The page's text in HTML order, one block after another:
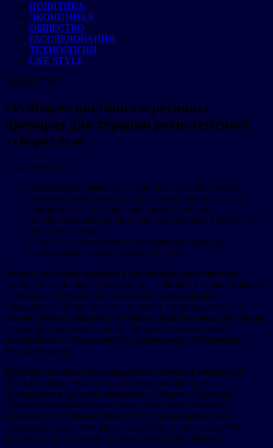
ПОЛИТИКА
ЭКОНОМИКА
ОБЩЕСТВО
РАССЛЕДОВАНИЯ
ТЕХНОЛОГИИ
LIFE STYLE
ОБЩЕСТВО
«Р-Фарм» поставил в регионы
препарат для терапии резистентного
туберкулеза
13 декабря 2021
Дельтиба (деламанид) — препарат, разработанный
японской компанией Otsuka Pharmaceutical Co., Ltd.,
производится группой компаний «Р-Фарм»;
Лекарственный препарат зарегистрирован в более, чем
40 странах мира;
В 2015 г. ВОЗ включила деламанид в перечень
необходимых лекарственных средств.
Первые три серии препарата для лечения резистентного
туберкулеза Дельтиба (деламанид) — более 11 тысяч упаковок
– готовы к отгрузке в региональные медицинские
учреждения. Лекарственное средство, произведенное на
заводе группы компаний «Р-Фарм», прошло процедуру ввода
в гражданский оборот, включающую дополнительное
тестирование с привлечением независимой лаборатории
Росздравнадзора.
Препарат Дельтиба был разработан японской компанией
Otsuka Pharmaceutical Co., Ltd., в настоящее время
производится группой компаний «Р-Фарм». Благодаря
тесному взаимодействию между Россией и Японией,
Дельтиба стал первым лекарством, прошедшим новую
процедуру получения регистрационного удостоверения,
которая была установлена правилами Евразийского